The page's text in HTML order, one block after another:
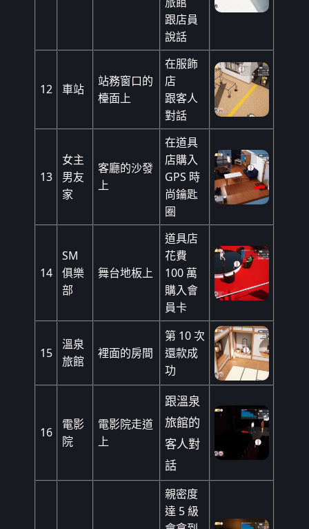
跟店員
說話
12 車站
站務窗口的
檯面上
在服飾
店
跟客人
對話
13
女主
男友
家
客廳的沙發
上
在道具
店購入
GPS 時
尚鑰匙
圈
14
SM
俱樂
部
舞台地板上
道具店
花費
100 萬
購入會
員卡
15
溫泉
旅館
裡面的房間
第 10 次
還款成
功
16
電影
院
電影院走道
上
跟溫泉
旅館的
客人對
話
親密度
達 5 級